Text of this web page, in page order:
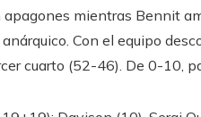
mientras Bennit
Con el equipo
cuarto (52-46). De 0-10,